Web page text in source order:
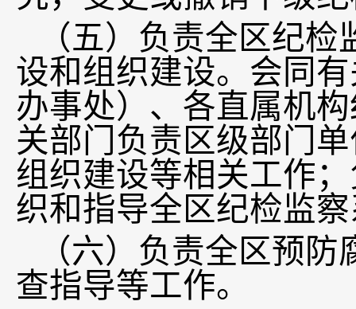
（五）负责全区纪
设和组织建设。会同
办事处）、各直属机
关部门负责区级部门
组织建设等相关工作
织和指导全区纪检监
（六）负责全区预
查指导等工作。